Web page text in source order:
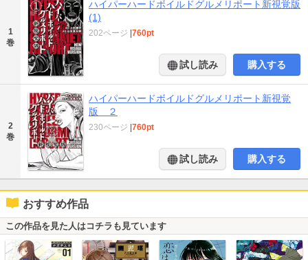
1
巻
ハイパーハードボイルドグルメリポート新視覚版
(1)
202ページ |760pt
試し読み 購入する
2
巻
ハイパーハードボイルドグルメリポート新視覚
版 ２
230ページ |760pt
試し読み 購入する
おすすめ作品
この作品を見た人はコチラも見ています